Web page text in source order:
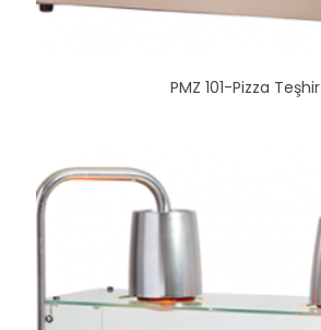
PMZ 101-Pizza Teşhir